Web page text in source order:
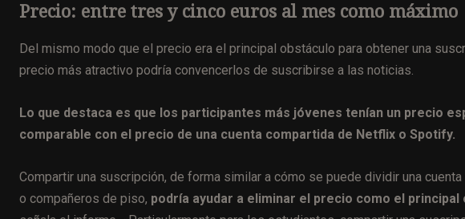
Precio: entre tres y cinco euros al mes como máximo
Del mismo modo que el precio era el principal obstáculo para obtener una
precio más atractivo podría convencerlos de suscribirse a las noticias.
Lo que destaca es que los participantes más jóvenes tenían un precio
comparable con el precio de una cuenta compartida de Netflix o Spotify.
Compartir una suscripción, de forma similar a cómo se puede dividir una
o compañeros de piso, podría ayudar a eliminar el precio como el